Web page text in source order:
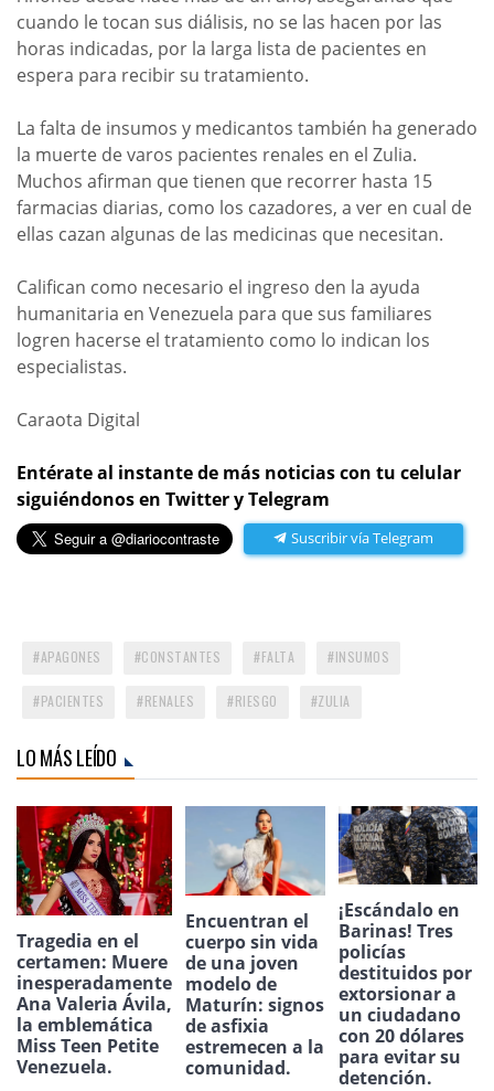
cuando le tocan sus diálisis, no se las hacen por las
horas indicadas, por la larga lista de pacientes en
espera para recibir su tratamiento.
La falta de insumos y medicantos también ha generado
la muerte de varos pacientes renales en el Zulia.
Muchos afirman que tienen que recorrer hasta 15
farmacias diarias, como los cazadores, a ver en cual de
ellas cazan algunas de las medicinas que necesitan.
Califican como necesario el ingreso den la ayuda
humanitaria en Venezuela para que sus familiares
logren hacerse el tratamiento como lo indican los
especialistas.
Caraota Digital
Entérate al instante de más noticias con tu celular
siguiéndonos en Twitter y Telegram
Suscribir vía Telegram
APAGONES CONSTANTES FALTA INSUMOS
PACIENTES RENALES RIESGO ZULIA
LO MÁS LEÍDO
Tragedia en el
certamen: Muere
inesperadamente
Ana Valeria Ávila,
la emblemática
Miss Teen Petite
Venezuela.
Encuentran el
cuerpo sin vida
de una joven
modelo de
Maturín: signos
de asfixia
estremecen a la
comunidad.
¡Escándalo en
Barinas! Tres
policías
destituidos por
extorsionar a
un ciudadano
con 20 dólares
para evitar su
detención.